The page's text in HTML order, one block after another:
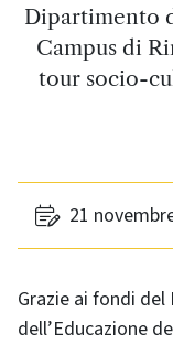
Dipartimento
Campus di
tour socio-
21
Grazie ai fondi
dell’Educazione